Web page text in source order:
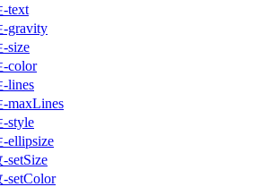
-text
-gravity
size
-color
-lines
-maxLines
-style
-ellipsize
setSize
setColor